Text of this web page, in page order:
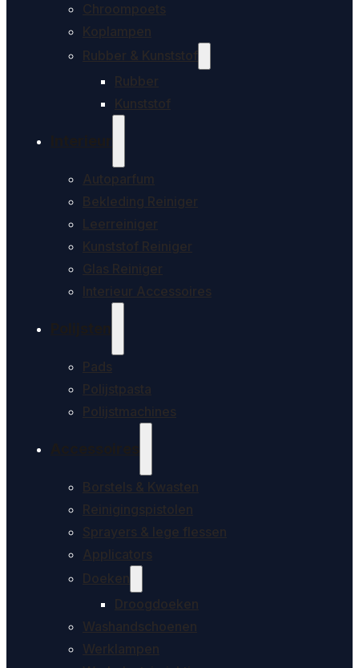
Chroompoets
Koplampen
Rubber & Kunststof
Rubber
Kunststof
Autoparfum
Bekleding Reiniger
Leerreiniger
Kunststof Reiniger
Glas Reiniger
Interieur Accessoires
Pads
Polijstpasta
Polijstmachines
Borstels & Kwasten
Reinigingspistolen
Sprayers & lege flessen
Applicators
Doeken
Droogdoeken
Washandschoenen
Werklampen